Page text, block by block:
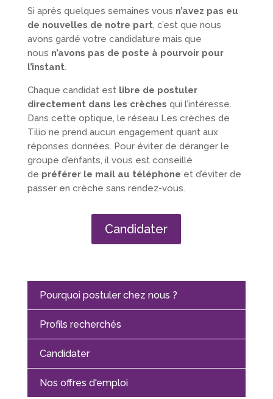
Si après quelques semaines vous n’avez pas eu
de nouvelles de notre part, c’est que nous
avons gardé votre candidature mais que
nous n’avons pas de poste à pourvoir pour
l’instant.
Chaque candidat estlibre de postuler
directement dans les crèches qui l’intéresse.
Dans cette optique, le réseau Les crèches de
Tilio ne prend aucun engagement quant aux
réponses données. Pour éviter de déranger le
groupe d’enfants, il vous est conseillé
de préférer le mail au téléphone et d’éviter de
passer en crèche sans rendez-vous.
Candidater
Pourquoi postuler chez nous ?
Profils recherchés
Candidater
Nos offres d'emploi